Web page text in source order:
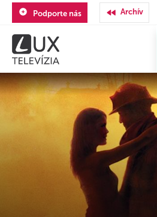
Podporte nás Archív